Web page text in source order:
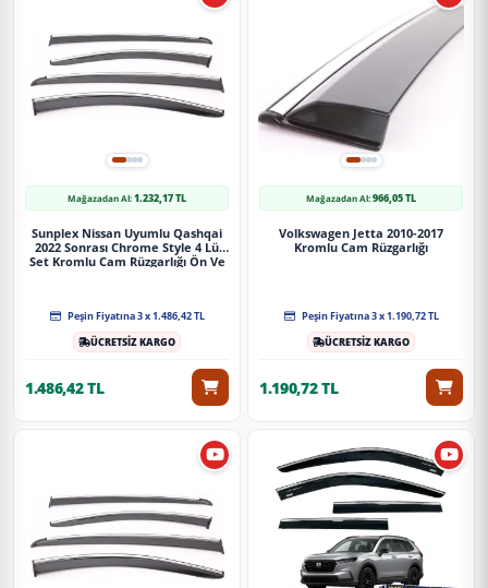
Mağazadan Al:1.232,17 TL
Sunplex Nissan Uyumlu Qashqai
2022 Sonrası Chrome Style 4 Lü
Set Kromlu Cam Rüzgarlığı Ön Ve
Peşin Fiyatına 3 x 1.486,42 TL
ÜCRETSİZ KARGO
1.486,42 TL
Mağazadan Al:966,05 TL
Volkswagen Jetta 2010-2017
Kromlu Cam Rüzgarlığı
Peşin Fiyatına 3 x 1.190,72 TL
ÜCRETSİZ KARGO
1.190,72 TL